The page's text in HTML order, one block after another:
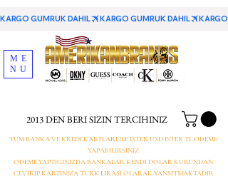
KARGO GUMRUK DAHIL
2013 DEN BERI SIZIN TERCIHINIZ
TUM BANKA VE KREDI KARTLARI ILE ISTER USD ISTER TL ODEME
YAPABILIRSINIZ
ODEME YAPTIGINIZDA BANKALAR KENDI DOLAR KURUNDAN
CEVIRIP KARTINIZA TURK LIRASI OLARAK YANSITMAKTADIR
ME
NU